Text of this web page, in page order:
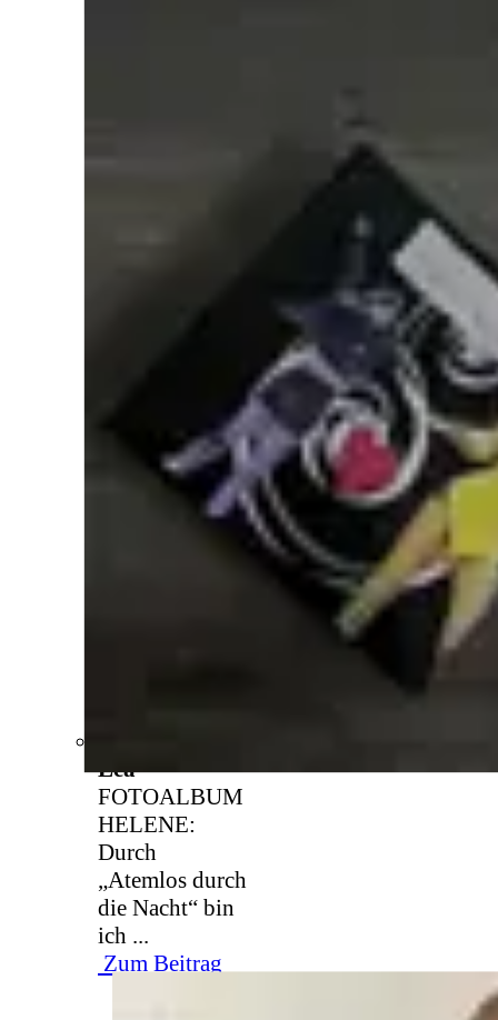
Lea
FOTOALBUM
HELENE:
Durch
„Atemlos durch
die Nacht“ bin
ich ...
Zum Beitrag